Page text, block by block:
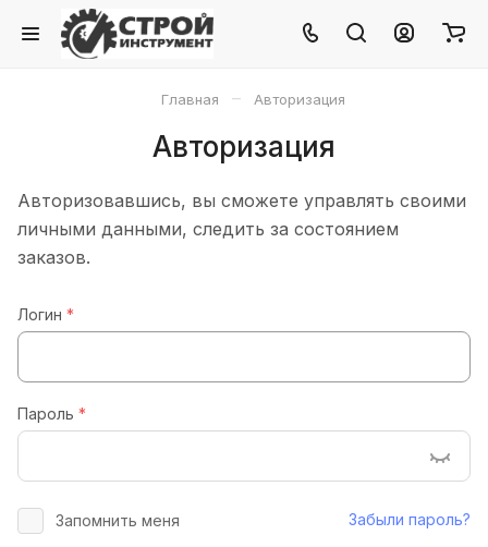
Главная – Авторизация
Авторизация
Авторизовавшись, вы сможете управлять своими
личными данными, следить за состоянием
заказов.
Логин *
Пароль *
Запомнить меня Забыли пароль?